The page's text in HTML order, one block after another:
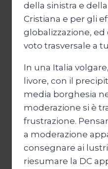
della sinistra e
Cristiana e per gli
globalizzazione, ed
voto trasversale a
In una Italia
livore, con il
media borghesia
moderazione si è
frustrazione.
a moderazione
consegnare ai
riesumare la DC